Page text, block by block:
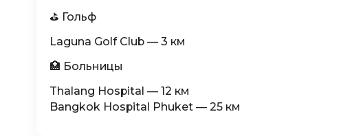
⛳ Гольф
Laguna Golf Club — 3 км
🏥 Больницы
Thalang Hospital — 12 км
Bangkok Hospital Phuket — 25 км